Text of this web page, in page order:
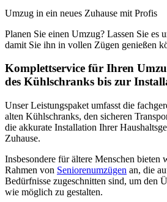
Umzug in ein neues Zuhause mit Profis
Planen Sie einen Umzug? Lassen Sie es
damit Sie ihn in vollen Zügen genießen
Komplettservice für Ihren
des Kühlschranks bis zur
Unser Leistungspaket umfasst die
alten Kühlschranks, den sicheren
die akkurate Installation Ihrer
Zuhause.
Insbesondere für ältere Menschen bieten
Rahmen von Seniorenumzügen an, die
Bedürfnisse zugeschnitten sind, um den
wie möglich zu gestalten.